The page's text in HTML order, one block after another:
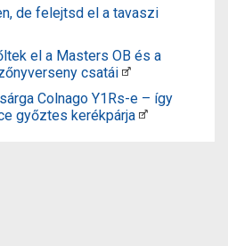
de felejtsd el a tavaszi
el a Masters OB és a
csatái
Colnago Y1Rs-e – így
győztes kerékpárja